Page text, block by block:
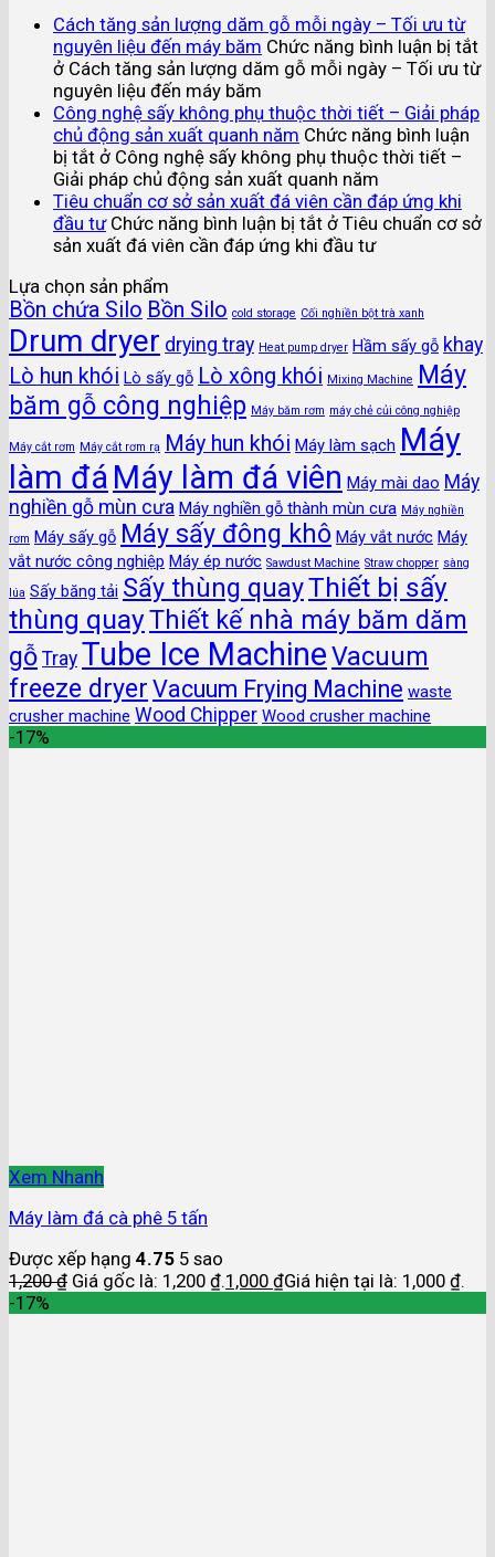
Cách tăng sản lượng dăm gỗ mỗi ngày – Tối ưu từ
nguyên liệu đến máy băm Chức năng bình luận bị tắt
ở Cách tăng sản lượng dăm gỗ mỗi ngày – Tối ưu từ
nguyên liệu đến máy băm
Công nghệ sấy không phụ thuộc thời tiết – Giải pháp
chủ động sản xuất quanh năm Chức năng bình luận
bị tắt ở Công nghệ sấy không phụ thuộc thời tiết –
Giải pháp chủ động sản xuất quanh năm
Tiêu chuẩn cơ sở sản xuất đá viên cần đáp ứng khi
đầu tư Chức năng bình luận bị tắt ở Tiêu chuẩn cơ sở
sản xuất đá viên cần đáp ứng khi đầu tư
Lựa chọn sản phẩm
Bồn chứa Silo Bồn Silo cold storage Cối nghiền bột trà xanh
Drum dryer drying tray Heat pump dryer Hầm sấy gỗ khay
Lò hun khói Lò sấy gỗ Lò xông khói Mixing Machine Máy
băm gỗ công nghiệp Máy băm rơm máy chẻ củi công nghiệp
Máy cắt rơm Máy cắt rơm rạ Máy hun khói Máy làm sạch Máy
làm đá Máy làm đá viên Máy mài dao Máy
nghiền gỗ mùn cưa Máy nghiền gỗ thành mùn cưa Máy nghiền
rơm Máy sấy gỗ Máy sấy đông khô Máy vắt nước Máy
vắt nước công nghiệp Máy ép nước Sawdust Machine Straw chopper sàng
lúa Sấy băng tải Sấy thùng quayThiết bị sấy
thùng quayThiết kế nhà máy băm dăm
gỗ Tray Tube Ice MachineVacuum
freeze dryer Vacuum Frying Machine waste
crusher machine Wood Chipper Wood crusher machine
-17%
Xem Nhanh
Máy làm đá cà phê 5 tấn
Được xếp hạng 4.75 5 sao
1,200₫ Giá gốc là: 1,200 ₫.1,000 ₫Giá hiện tại là: 1,000 ₫.
-17%